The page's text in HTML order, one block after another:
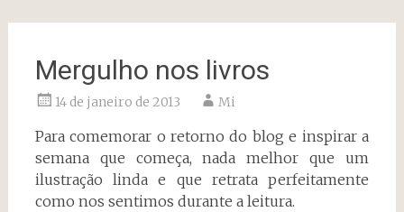
Mergulho nos livros
14 de janeiro de 2013 Mi
Para comemorar o retorno do blog e inspirar a
semana que começa, nada melhor que um
ilustração linda e que retrata perfeitamente
como nos sentimos durante a leitura.